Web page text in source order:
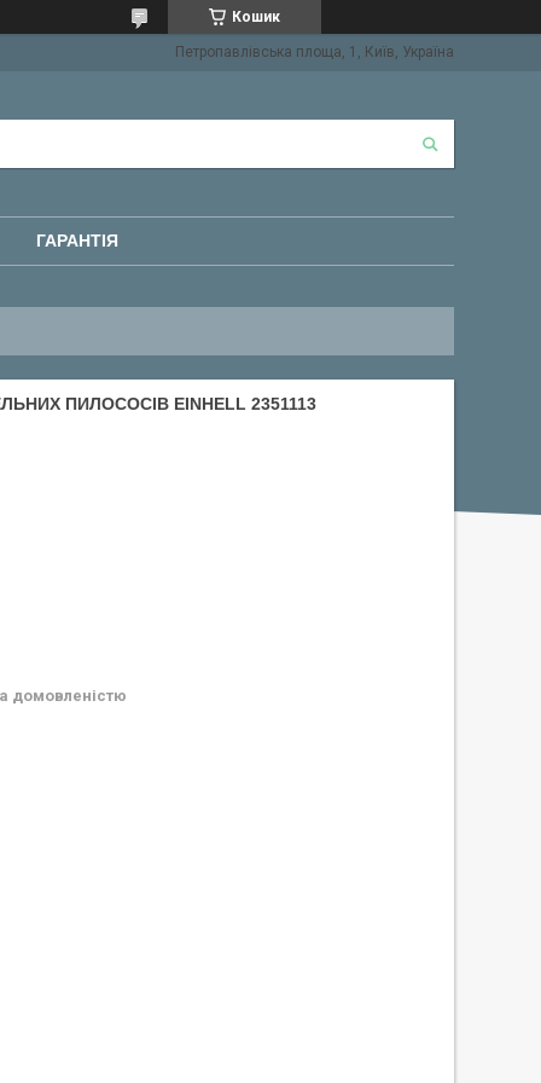
Кошик
Петропавлівська площа, 1, Київ, Україна
ГАРАНТІЯ
ПИЛОСОСІВ EINHELL 2351113
домовленістю